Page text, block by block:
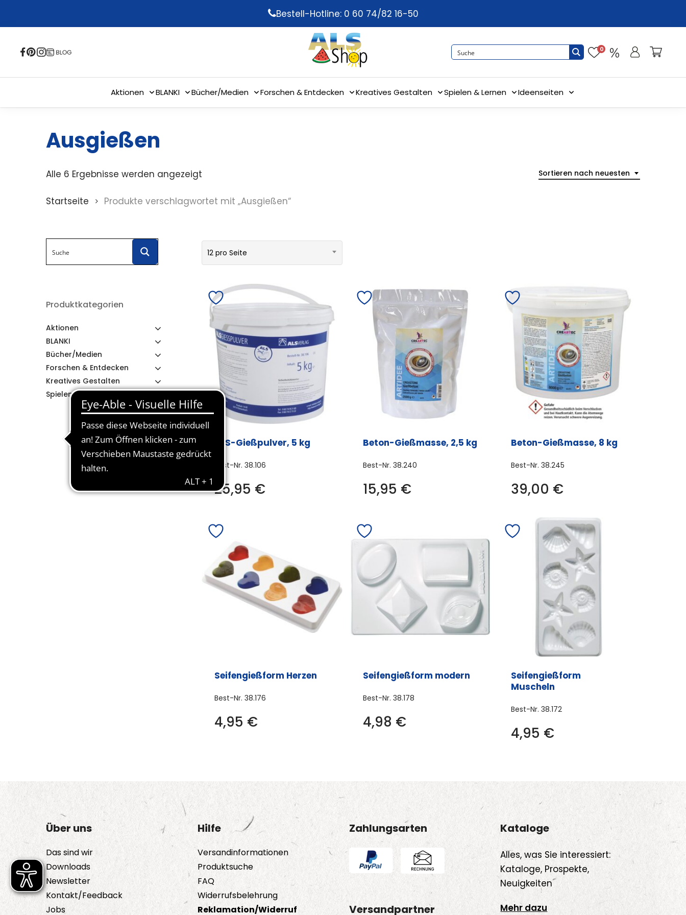
content
Bestell-Hotline: 0 60 74/82 16-50
0
Aktionen BLANKI Bücher/Medien Forschen & Entdecken Kreatives Gestalten Spielen & Lernen Ideenseiten
Ausgießen
Sortieren nach neuesten
Alle 6 Ergebnisse werden angezeigt
Startseite Produkte verschlagwortet mit „Ausgießen“
Produktkategorien
Aktionen
BLANKI
Bücher/Medien
Forschen & Entdecken
Kreatives Gestalten
Spielen & Lernen
12 pro Seite
ALS-Gießpulver, 5 kg
Best-Nr.38.106
25,95 €
Beton-Gießmasse, 2,5 kg
Best-Nr. 38.240
15,95 €
Beton-Gießmasse, 8 kg
Best-Nr.38.245
39,00 €
Seifengießform Herzen
Best-Nr.38.176
4,95 €
Seifengießform modern
Best-Nr. 38.178
4,98 €
Seifengießform
Muscheln
Best-Nr.38.172
4,95 €
Über uns
Das sind wir
Downloads
Newsletter
Kontakt/Feedback
Jobs
Hilfe
Versandinformationen
Produktsuche
FAQ
Widerrufsbelehrung
Reklamation/Widerruf
Zahlungsarten
Versandpartner
Kataloge
Alles, was Sie interessiert:
Kataloge, Prospekte,
Neuigkeiten
Mehr dazu